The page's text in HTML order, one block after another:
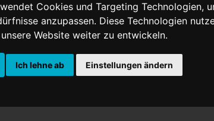
Cookies und Targeting Technologien,
anzupassen. Diese Technologien
Website weiter zu entwickeln.
Ich lehne ab Einstellungen ändern
Wirtschaft Firmennews Gesellschaft